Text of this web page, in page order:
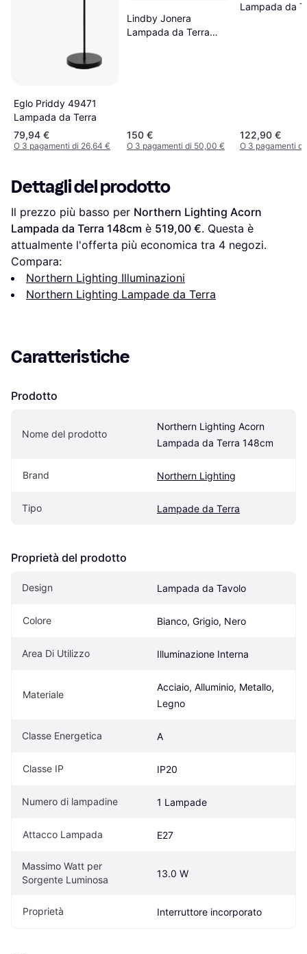
Eglo Priddy 49471
Lampada da Terra
79,94 €
O 3 pagamenti di 26,64 €
Lindby Jonera
Lampada da Terra
150 €
O 3 pagamenti di 50,00 €
Lampada da
122,90 €
O 3 pagamenti
Dettagli del prodotto
Il prezzo più basso per Northern Lighting Acorn
Lampada da Terra 148cm è 519,00 €. Questa è
attualmente l'offerta più economica tra 4 negozi.
Compara:
Northern Lighting Illuminazioni
Northern Lighting Lampade da Terra
Caratteristiche
Prodotto
Nome del prodotto
Northern Lighting Acorn
Lampada da Terra 148cm
Brand Northern Lighting
Tipo Lampade da Terra
Proprietà del prodotto
Design Lampada da Tavolo
Colore Bianco, Grigio, Nero
Area Di Utilizzo Illuminazione Interna
Materiale
Acciaio, Alluminio, Metallo,
Legno
Classe Energetica A
Classe IP IP20
Numero di lampadine 1 Lampade
Attacco Lampada E27
Massimo Watt per
Sorgente Luminosa
13.0 W
Proprietà Interruttore incorporato